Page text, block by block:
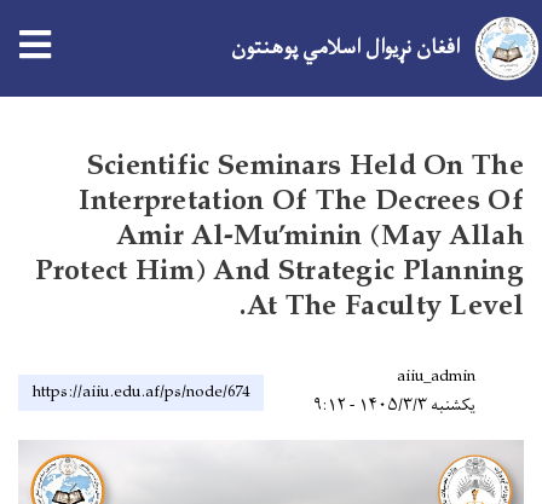
دانګل
افغان نړیوال اسلامي پوهنتون
Scientific Seminars Held On The
Interpretation Of The Decrees Of
Amir Al-Mu’minin (May Allah
Protect Him) And Strategic Planning
At The Faculty Level.
aiiu_admin
یکشنبه ۱۴۰۵/۳/۳ - ۹:۱۲
https://aiiu.edu.af/ps/node/674